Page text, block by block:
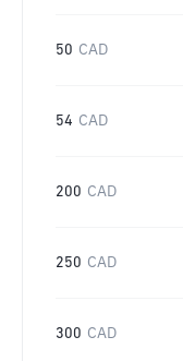
50 CAD
54 CAD
200 CAD
250 CAD
300 CAD